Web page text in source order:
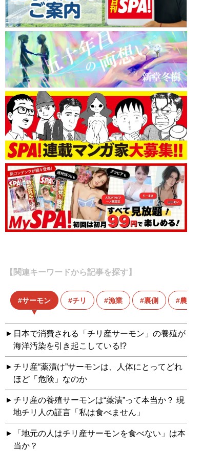
【関連キーワードから記事を探す】
サーモン チリ 漁業 裏側 農薬
日本で消費される「チリ産サーモン」の養殖が
海洋汚染を引き起こしている!?
チリ産“薬漬け”サーモンは、人体にとってどれ
ほど「危険」なのか
チリ産の養殖サーモンは“薬漬”って本当か？ 現
地チリ人の証言「私は食べません」
「地元の人はチリ産サーモンを食べない」は本
当か？